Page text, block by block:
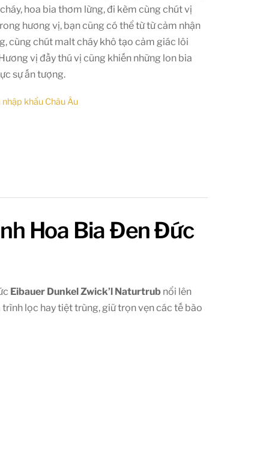
hoa bia thơm lừng, đi kèm cùng chút vị
hương vị, bạn cũng có thể từ từ cảm nhận
cùng chút malt cháy khô tạo cảm giác lôi
vị đầy thú vị cũng khiến những lon bia
sự ấn tượng.
nhập khẩu Châu Âu
Hoa Bia Đen Đức
Eibauer Dunkel Zwick’l Naturtrub nổi lên
lọc hay tiệt trùng, giữ trọn vẹn các tế bào